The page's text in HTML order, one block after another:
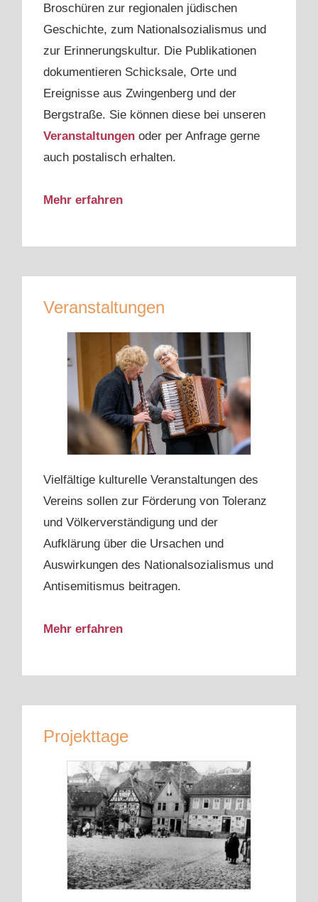
Broschüren zur regionalen jüdischen
Geschichte, zum Nationalsozialismus und
zur Erinnerungskultur. Die Publikationen
dokumentieren Schicksale, Orte und
Ereignisse aus Zwingenberg und der
Bergstraße. Sie können diese bei unseren
Veranstaltungen oder per Anfrage gerne
auch postalisch erhalten.
Mehr erfahren
Veranstaltungen
Vielfältige kulturelle Veranstaltungen des
Vereins sollen zur Förderung von Toleranz
und Völkerverständigung und der
Aufklärung über die Ursachen und
Auswirkungen des Nationalsozialismus und
Antisemitismus beitragen.
Mehr erfahren
Projekttage